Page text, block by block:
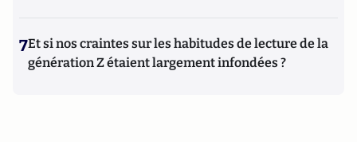
7Et si nos craintes sur les habitudes de lecture de la
génération Z étaient largement infondées ?